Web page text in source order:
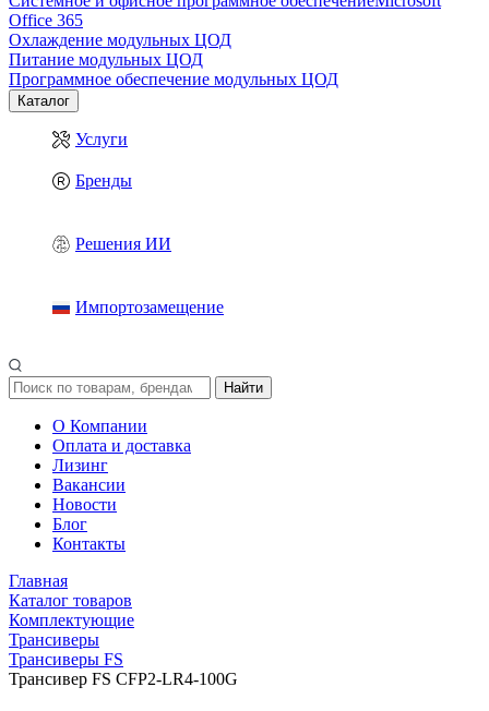
Office 365
Охлаждение модульных ЦОД
Питание модульных ЦОД
Программное обеспечение модульных ЦОД
Каталог
Услуги
Бренды
Решения ИИ
Импортозамещение
Найти
О Компании
Оплата и доставка
Лизинг
Вакансии
Новости
Блог
Контакты
Главная
Каталог товаров
Комплектующие
Трансиверы
Трансиверы FS
Трансивер FS CFP2-LR4-100G